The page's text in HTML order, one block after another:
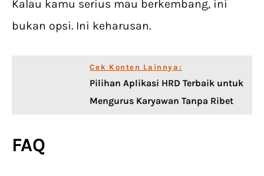
Kalau kamu serius mau berkembang, ini
bukan opsi. Ini keharusan.
Cek Konten Lainnya:
Pilihan Aplikasi HRD Terbaik untuk
Mengurus Karyawan Tanpa Ribet
FAQ